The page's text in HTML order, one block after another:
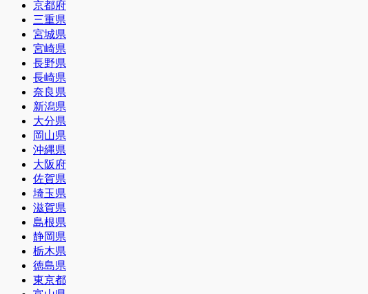
京都府
三重県
宮城県
宮崎県
長野県
長崎県
奈良県
新潟県
大分県
岡山県
沖縄県
大阪府
佐賀県
埼玉県
滋賀県
島根県
静岡県
栃木県
徳島県
東京都